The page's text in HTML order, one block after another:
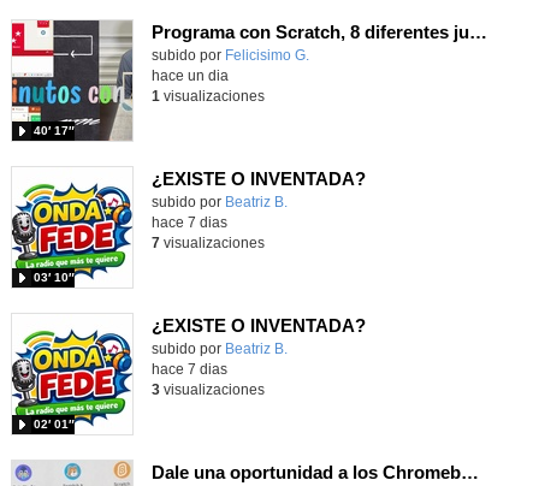
Programa con Scratch, 8 diferentes juegos para vivir la emoción de los partidos de España en el mundial 2026
Contenido educativo.
subido por Felicisimo G.
40′ 17″
hace un dia
1 visualizaciones
¿EXISTE O INVENTADA?
Contenido educativo.
subido por Beatriz B.
03′ 10″
hace 7 dias
7visualizaciones
¿EXISTE O INVENTADA?
Contenido educativo.
subido por Beatriz B.
02′ 01″
hace 7 dias
3visualizaciones
Dale una oportunidad a los Chromebooks y utiliza un proyector para realizar talleres si no tienes pantallas táctiles